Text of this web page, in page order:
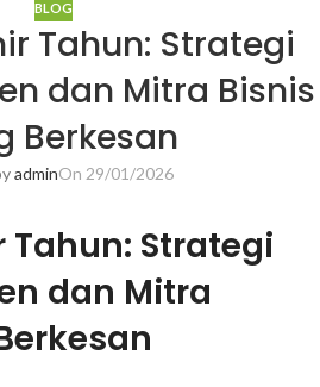
BLOG
Tahun: Strategi
dan Mitra Bisnis
Berkesan
adminOn 29/01/2026
Tahun: Strategi
dan Mitra